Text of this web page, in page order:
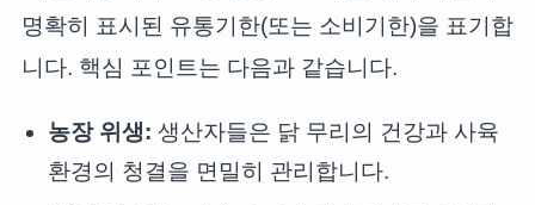
명확히 표시된 유통기한(또는 소비기한)을 표기합
니다. 핵심 포인트는 다음과 같습니다.
농장 위생: 생산자들은 닭 무리의 건강과 사육
환경의 청결을 면밀히 관리합니다.